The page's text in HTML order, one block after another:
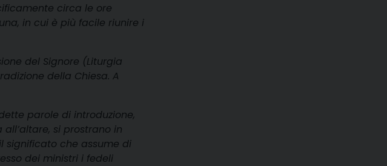
circa le ore
in cui è più facile riunire i
del Signore (Liturgia
della Chiesa. A
parole di introduzione,
si prostrano in
significato che assume di
dei ministri i fedeli